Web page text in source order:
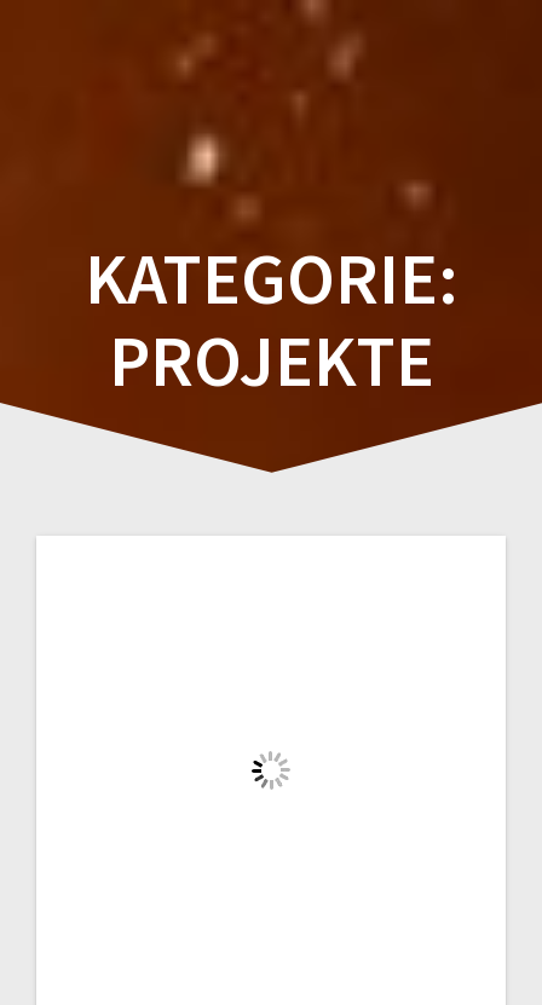
Zum
springen
KATEGORIE:
PROJEKTE